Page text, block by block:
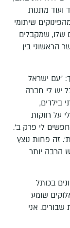
ועוד מתנות
שיתומי
שלו, שמקבלים
הראשוני בין
"עם ישראל
יש לי חברה
זכיתי בילדים,
על רווקות
לי פרק ב'.
זה פחות נוצץ
הרבה יותר
בכותל
שומע
אני